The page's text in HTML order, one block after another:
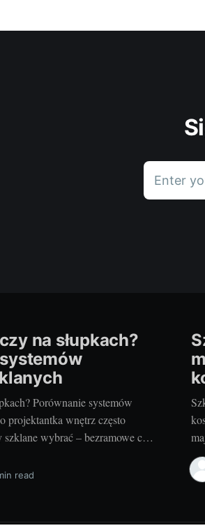
Enter
na słupkach?
Porównanie systemów
projektantka wnętrz często
szklane wybrać – bezramowe czy
potrafią wyglądać zjawiskowo
ale różnią się
i obiektach usługowych. Czym
read